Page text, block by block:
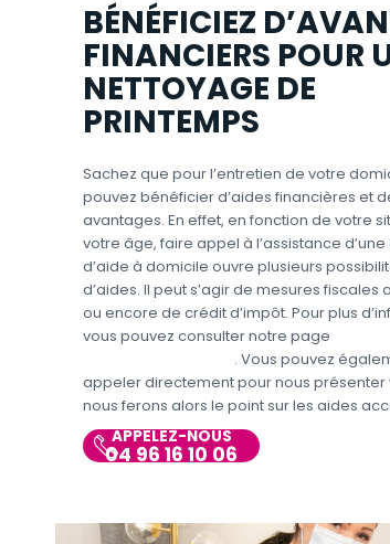
BÉNÉFICIEZ
FINANCIERS POUR
NETTOYAGE DE
PRINTEMPS
Sachez que pour l’entretien de votre
pouvez bénéficier d’aides financières et
avantages. En effet, en fonction de votre
votre âge, faire appel à l’assistance
d’aide à domicile ouvre plusieurs
d’aides. Il peut s’agir de mesures fiscales
ou encore de crédit d’impôt. Pour plus
vous pouvez consulter notre page
. Vous pouvez
appeler directement pour nous présenter
nous ferons alors le point sur les aides
APPELEZ-NOUS
04 96 16 10 06